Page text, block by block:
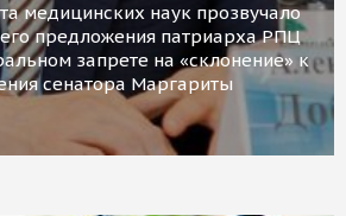
медицинских наук прозвучало
предложения патриарха РПЦ
запрете на «склонение» к
сенатора Маргариты